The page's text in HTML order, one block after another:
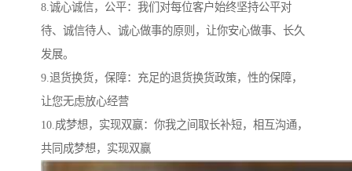
8.诚心诚信，公平：我们对每位客户始终坚持公平对
待、诚信待人、诚心做事的原则，让你安心做事、长久
发展。
9.退货换货，保障：充足的退货换货政策，性的保障，
让您无虑放心经营
10.成梦想，实现双赢：你我之间取长补短，相互沟通，
共同成梦想，实现双赢